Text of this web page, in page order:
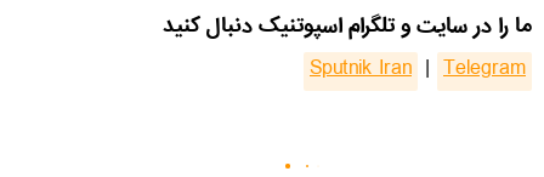
ما را در سایت و تلگرام اسپوتنیک دنبال کنید
Sputnik Iran | Telegram